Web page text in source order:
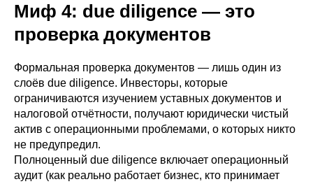
Миф 4: due diligence — это
проверка документов
Формальная проверка документов — лишь один из
слоёв due diligence. Инвесторы, которые
ограничиваются изучением уставных документов и
налоговой отчётности, получают юридически чистый
актив с операционными проблемами, о которых никто
не предупредил.
Полноценный due diligence включает операционный
аудит (как реально работает бизнес, кто принимает